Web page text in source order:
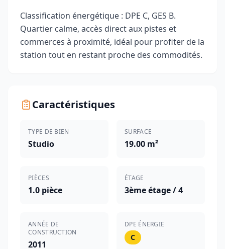
Classification énergétique : DPE C, GES B.
Quartier calme, accès direct aux pistes et
commerces à proximité, idéal pour profiter de la
station tout en restant proche des commodités.
Caractéristiques
TYPE DE BIEN
Studio
SURFACE
19.00 m²
PIÈCES
1.0 pièce
ÉTAGE
3ème étage / 4
ANNÉE DE
CONSTRUCTION
2011
DPE ÉNERGIE
C